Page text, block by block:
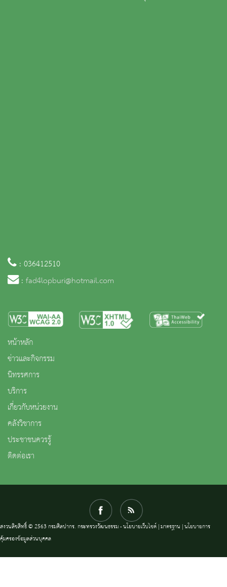
: 036412510
: fad4lopburi@hotmail.com
หน้าหลัก
ข่าวและกิจกรรม
นิทรรศการ
บริการ
เกี่ยวกับหน่วยงาน
คลังวิชาการ
ประชาชนควรรู้
ติดต่อเรา
สงวนลิขสิทธิ์ © 2563 กรมศิลปากร. กระทรวงวัฒนธรรม -นโยบายเว็บไซต์|มาตรฐาน |นโยบายการ
คุ้มครองข้อมูลส่วนบุคคล